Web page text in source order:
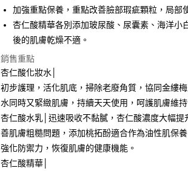
加強重點保養，重點改善臉部瑕疵顆粒，局部
杏仁酸精華各別添加玻尿酸、尿囊素、海洋小
後的肌膚乾燥不適。
銷售重點
杏仁酸化妝水│
初步護理，活化肌底，掃除老廢角質，協同金縷
水同時又緊緻肌膚，持續天天使用，呵護肌膚維持
杏仁酸水乳│迅速吸收不黏膩，杏仁酸濃度大幅提
善肌膚粗糙問題，添加桃拓酚適合作為油性肌保
強化防禦力，恢復肌膚的健康機能。
杏仁酸精華│